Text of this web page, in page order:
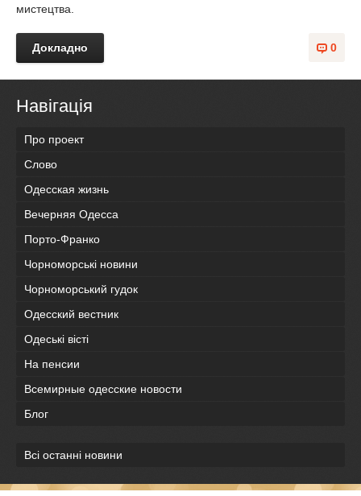
мистецтва.
0
Докладно
Навігація
Про проект
Слово
Одесская жизнь
Вечерняя Одесса
Порто-Франко
Чорноморські новини
Чорноморський гудок
Одесский вестник
Одеськi вiстi
На пенсии
Всемирные одесские новости
Блог
Всі останні новини